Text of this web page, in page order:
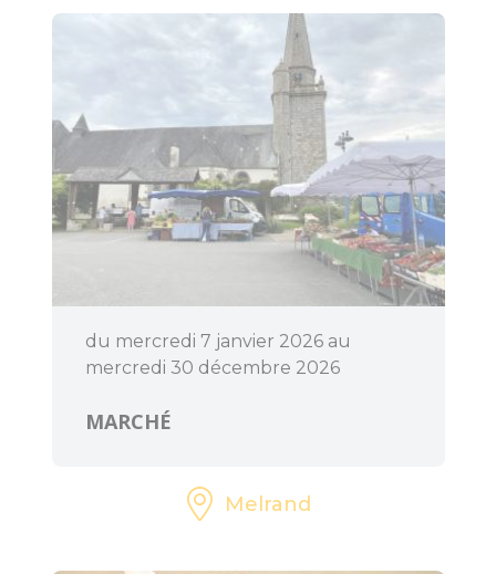
du mercredi 7 janvier 2026 au
mercredi 30 décembre 2026
MARCHÉ
Melrand